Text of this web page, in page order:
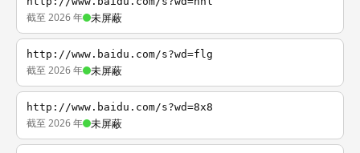
截至 2026 年 未屏蔽
http://www.baidu.com/s?wd=flg
截至 2026 年 未屏蔽
http://www.baidu.com/s?wd=8x8
截至 2026 年 未屏蔽